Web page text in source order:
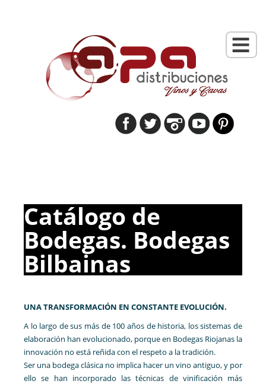
Catálogo de
Bodegas. Bodegas
Bilbainas
UNA TRANSFORMACIÓN EN CONSTANTE EVOLUCIÓN.
A lo largo de sus más de 100 años de historia, los sistemas de
elaboración han evolucionado, porque en Bodegas Riojanas la
innovación no está reñida con el respeto a la tradición.
Ser una bodega clásica no implica hacer un vino antiguo, y por
ello se han incorporado las técnicas de vinificación más